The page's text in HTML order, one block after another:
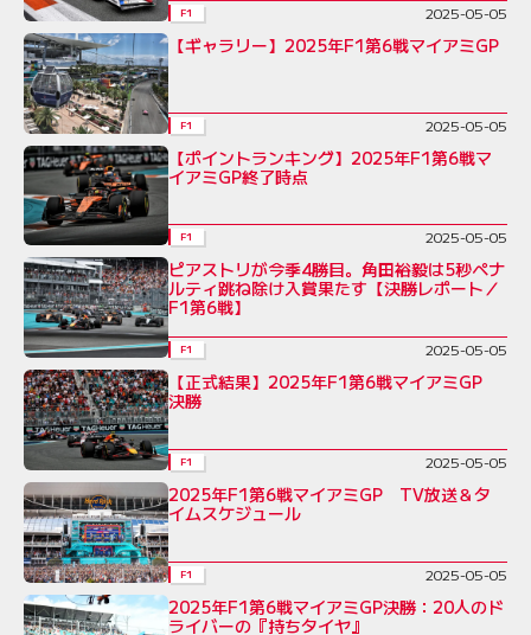
F1 2025-05-05
【ギャラリー】2025年F1第6戦マイアミGP
F1 2025-05-05
【ポイントランキング】2025年F1第6戦マ
イアミGP終了時点
F1 2025-05-05
ピアストリが今季4勝目。角田裕毅は5秒ペナ
ルティ跳ね除け入賞果たす【決勝レポート／
F1第6戦】
F1 2025-05-05
【正式結果】2025年F1第6戦マイアミGP
決勝
F1 2025-05-05
2025年F1第6戦マイアミGP TV放送＆タ
イムスケジュール
F1 2025-05-05
2025年F1第6戦マイアミGP決勝：20人のド
ライバーの『持ちタイヤ』